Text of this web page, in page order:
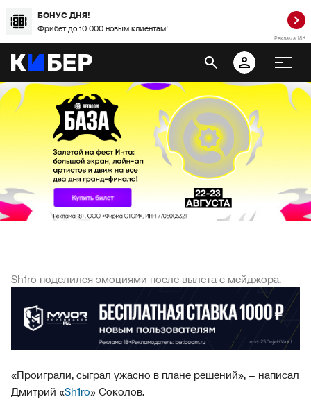
БОНУС ДНЯ!
Фрибет до 10 000 новым клиентам!
Реклама 18+
Sh1ro поделился эмоциями после вылета с мейджора.
«Проиграли, сыграл ужасно в плане решений», – написал
Дмитрий «Sh1ro» Соколов.